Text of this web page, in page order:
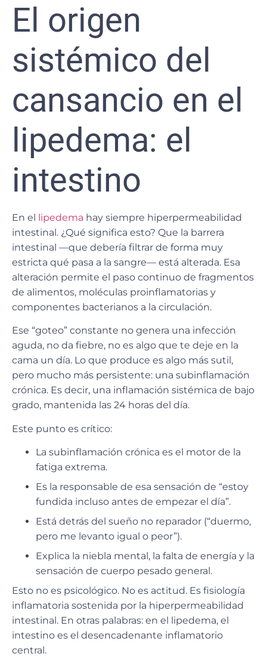
El origen
sistémico del
cansancio en el
lipedema: el
intestino
En el lipedema hay siempre hiperpermeabilidad
intestinal. ¿Qué significa esto? Que la barrera
intestinal —que debería filtrar de forma muy
estricta qué pasa a la sangre— está alterada. Esa
alteración permite el paso continuo de fragmentos
de alimentos, moléculas proinflamatorias y
componentes bacterianos a la circulación.
Ese “goteo” constante no genera una infección
aguda, no da fiebre, no es algo que te deje en la
cama un día. Lo que produce es algo más sutil,
pero mucho más persistente: una subinflamación
crónica. Es decir, una inflamación sistémica de bajo
grado, mantenida las 24 horas del día.
Este punto es crítico:
La subinflamación crónica es el motor de la
fatiga extrema.
Es la responsable de esa sensación de “estoy
fundida incluso antes de empezar el día”.
Está detrás del sueño no reparador (“duermo,
pero me levanto igual o peor”).
Explica la niebla mental, la falta de energía y la
sensación de cuerpo pesado general.
Esto no es psicológico. No es actitud. Es fisiología
inflamatoria sostenida por la hiperpermeabilidad
intestinal. En otras palabras: en el lipedema, el
intestino es el desencadenante inflamatorio
central.